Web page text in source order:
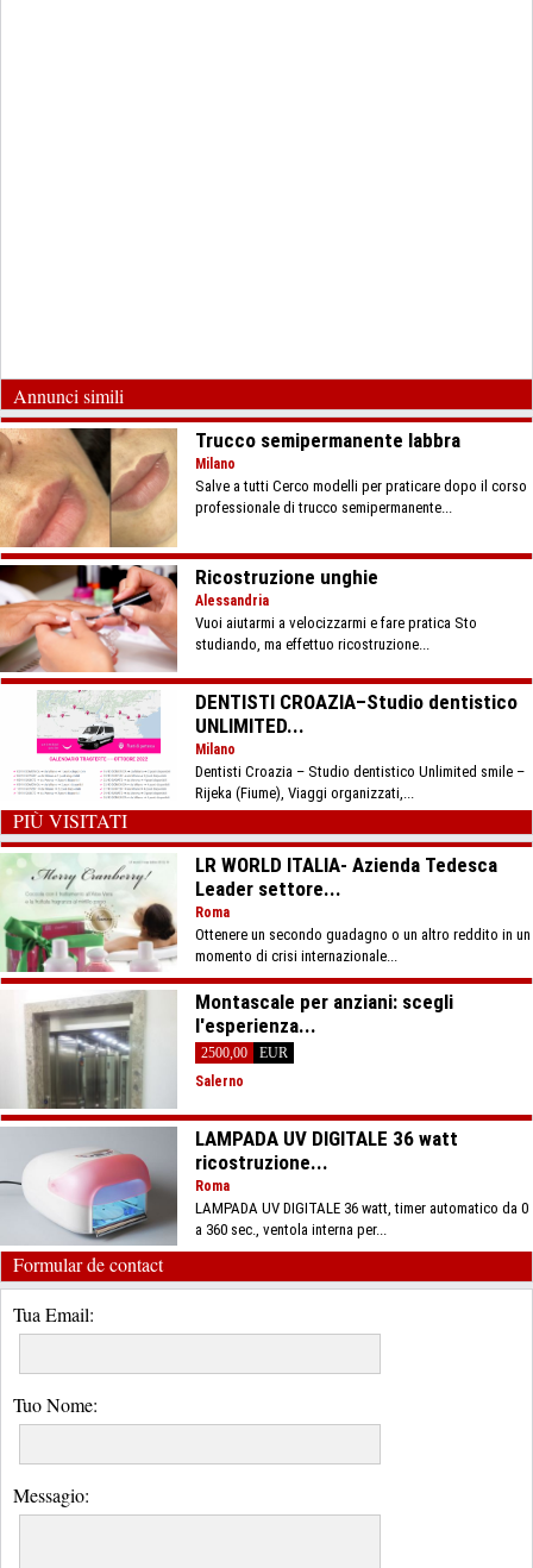
Annunci simili
Trucco semipermanente labbra
Milano
Salve a tutti Cerco modelli per praticare dopo il corso
professionale di trucco semipermanente...
Ricostruzione unghie
Alessandria
Vuoi aiutarmi a velocizzarmi e fare pratica Sto
studiando, ma effettuo ricostruzione...
DENTISTI CROAZIA–Studio dentistico
UNLIMITED...
Milano
Dentisti Croazia – Studio dentistico Unlimited smile –
Rijeka (Fiume), Viaggi organizzati,...
PIÙ VISITATI
LR WORLD ITALIA- Azienda Tedesca
Leader settore...
Roma
Ottenere un secondo guadagno o un altro reddito in un
momento di crisi internazionale...
Montascale per anziani: scegli
l'esperienza...
2500,00
EUR
Salerno
LAMPADA UV DIGITALE 36 watt
ricostruzione...
Roma
LAMPADA UV DIGITALE 36 watt, timer automatico da 0
a 360 sec., ventola interna per...
Formular de contact
Tua Email:
Tuo Nome:
Messagio: